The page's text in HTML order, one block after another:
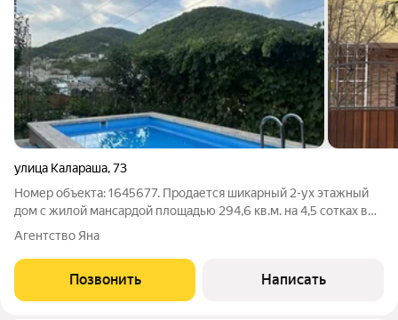
улица Калараша,73
Номер объекта: 1645677. Продается шикарный 2-ух этажный
дом с жилой мансардой площадью 294,6 кв.м. на 4,5 сотках в
элитном месте города-курорта Туапсе. Коттеджы с закрытой,
окружено лесом. Великолепная
Агентство Яна
Позвонить Написать